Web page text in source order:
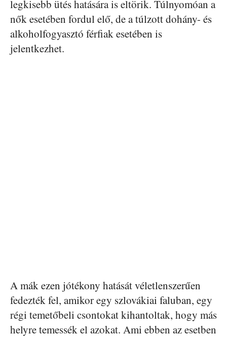
legkisebb ütés hatására is eltörik. Túlnyomóan a
nők esetében fordul elő, de a túlzott dohány- és
alkoholfogyasztó férfiak esetében is
jelentkezhet.
A mák ezen jótékony hatását véletlenszerűen
fedezték fel, amikor egy szlovákiai faluban, egy
régi temetőbeli csontokat kihantoltak, hogy más
helyre temessék el azokat. Ami ebben az esetben